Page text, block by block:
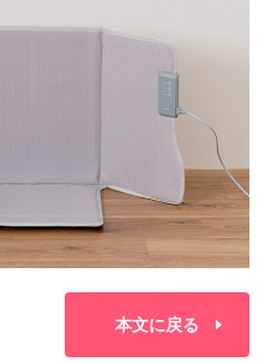
本文に戻る